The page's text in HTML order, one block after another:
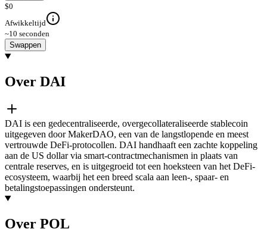
$0
Afwikkeltijd
~10 seconden
Swappen
Over DAI
DAI is een gedecentraliseerde, overgecollateraliseerde stablecoin
uitgegeven door MakerDAO, een van de langstlopende en meest
vertrouwde DeFi-protocollen. DAI handhaaft een zachte koppeling
aan de US dollar via smart-contractmechanismen in plaats van
centrale reserves, en is uitgegroeid tot een hoeksteen van het DeFi-
ecosysteem, waarbij het een breed scala aan leen-, spaar- en
betalingstoepassingen ondersteunt.
Over POL